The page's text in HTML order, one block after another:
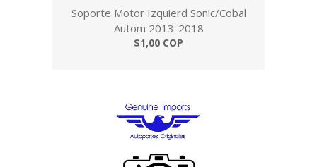
Soporte Motor Izquierd Sonic/Cobal
Autom 2013-2018
$1,00 COP